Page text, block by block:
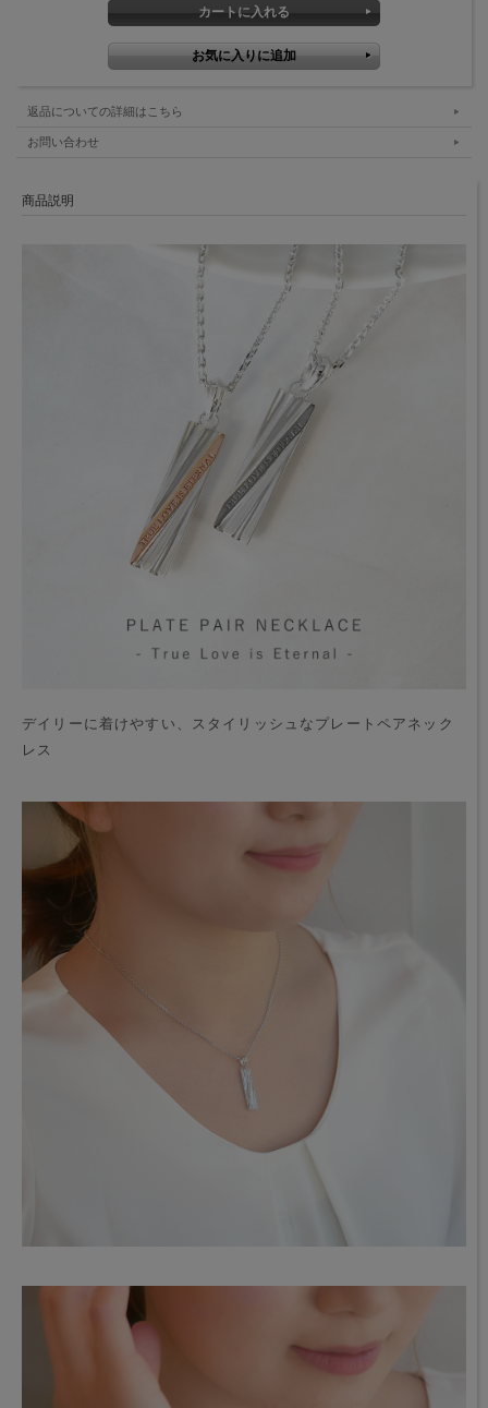
返品についての詳細はこちら
お問い合わせ
商品説明
デイリーに着けやすい、スタイリッシュなプレートペアネック
レス